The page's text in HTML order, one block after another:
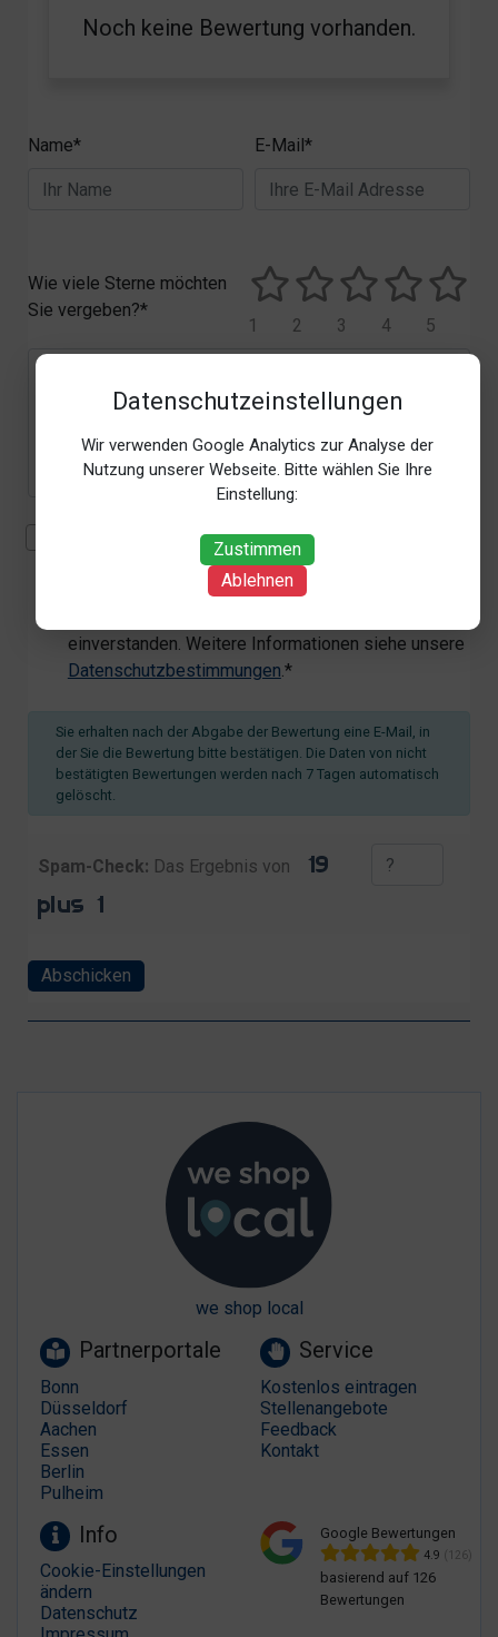
Datenschutzeinstellungen
Wir verwenden Google Analytics zur Analyse der
Nutzung unserer Webseite. Bitte wählen Sie Ihre
Einstellung:
Zustimmen
Ablehnen
Noch keine Bewertung vorhanden.
Name* E-Mail*
Wie viele Sterne möchten
Sie vergeben?*
5
4
3
2
1
Mit der Erhebung, Verarbeitung und Nutzung meiner
personenbezogenen Daten (Angaben, Datum und
Uhrzeit der Bewertungsabgabe, Referrer-URL) zum
einverstanden. Weitere Informationen siehe unsere
Datenschutzbestimmungen.*
Sie erhalten nach der Abgabe der Bewertung eine E-Mail, in
der Sie die Bewertung bitte bestätigen. Die Daten von nicht
bestätigten Bewertungen werden nach 7 Tagen automatisch
gelöscht.
Spam-Check: Das Ergebnis von
Abschicken
we shop local
Partnerportale
Bonn
Düsseldorf
Aachen
Essen
Berlin
Pulheim
Service
Kostenlos eintragen
Stellenangebote
Feedback
Kontakt
Info
Cookie-Einstellungen
ändern
Datenschutz
Google Bewertungen
4.9 (126)
basierend auf 126
Bewertungen